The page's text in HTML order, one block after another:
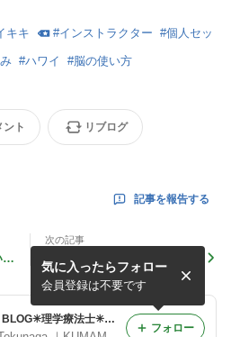
キキ #インストラクター #個人セッ
#ハワイ #脳の使い方
ント リブログ
記事を報告する
次の記事
ほんとにお金のブロックがな
い人が、今してること
✳︎MAI TOKUNAGA BLOG✳︎理学療法士✳︎熊本✴︎起業✳︎好きなことで自由に働く✳︎収入と時間をコントロールする働きかたに。
気に入ったらフォロー
会員登録は不要です
フォロー